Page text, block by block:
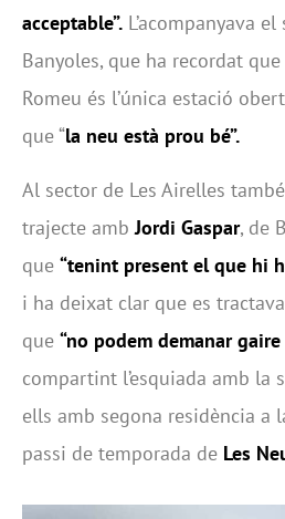
acceptable”. L’acompanyava
Banyoles, que ha recordat
Romeu és l’única estació
que “la neu està prou bé”.
Al sector de Les Airelles
trajecte ambJordi Gaspar, de
que “tenint present el que hi
i ha deixat clar que es
que “no podem demanar gaire
compartint l’esquiada amb la
ells amb segona residència a
passi de temporada de Les